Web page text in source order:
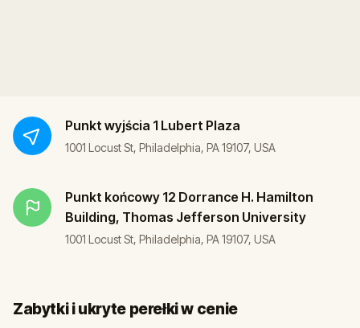
Punkt wyjścia 1 Lubert Plaza
1001 Locust St, Philadelphia, PA 19107, USA
Punkt końcowy 12 Dorrance H. Hamilton
Building, Thomas Jefferson University
1001 Locust St, Philadelphia, PA 19107, USA
Zabytki i ukryte perełki w cenie